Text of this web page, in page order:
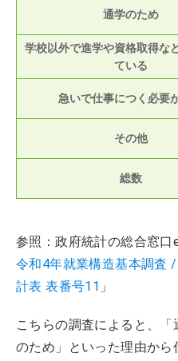
通学のため
学校以外で進学や資格取得な
ている
急いで仕事につく必要
その他
総数
参照：政府統計の総合窓口
令和4年就業構造基本調査
計表 表番号11 」
こちらの調査によると、
のため」といった理由か